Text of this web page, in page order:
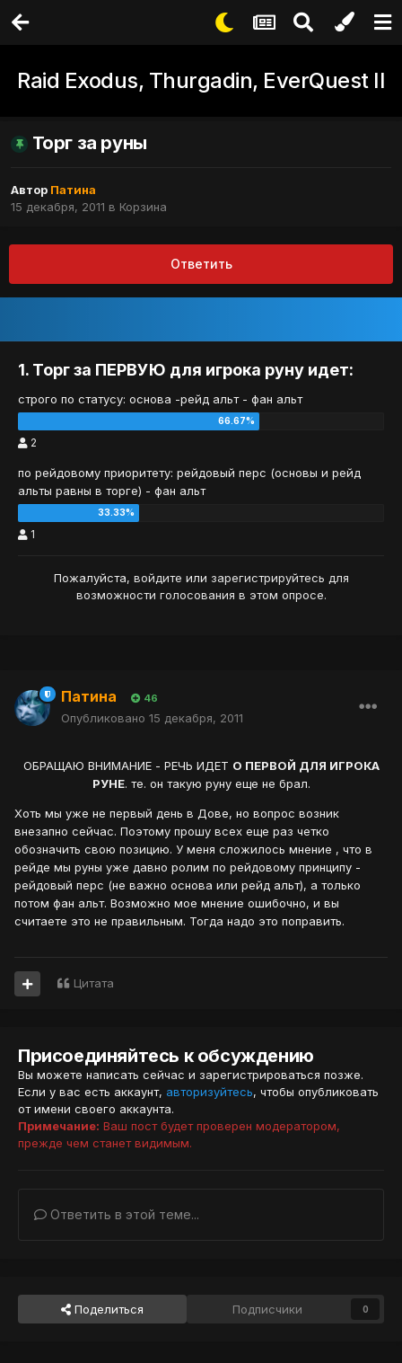
Raid Exodus, Thurgadin, EverQuest II
Торг за руны
Автор Патина
15 декабря, 2011 в Корзина
Ответить
1. Торг за ПЕРВУЮ для игрока руну идет:
строго по статусу: основа -рейд альт - фан альт
2
по рейдовому приоритету: рейдовый перс (основы и рейд
альты равны в торге) - фан альт
1
Пожалуйста, войдите или зарегистрируйтесь для
возможности голосования в этом опросе.
Патина 46
Опубликовано 15 декабря, 2011
ОБРАЩАЮ ВНИМАНИЕ - РЕЧЬ ИДЕТ О ПЕРВОЙ ДЛЯ ИГРОКА
РУНЕ. те. он такую руну еще не брал.
Хоть мы уже не первый день в Дове, но вопрос возник
внезапно сейчас. Поэтому прошу всех еще раз четко
обозначить свою позицию. У меня сложилось мнение , что в
рейде мы руны уже давно ролим по рейдовому принципу -
рейдовый перс (не важно основа или рейд альт), а только
потом фан альт. Возможно мое мнение ошибочно, и вы
считаете это не правильным. Тогда надо это поправить.
Цитата
Присоединяйтесь к обсуждению
Вы можете написать сейчас и зарегистрироваться позже.
Если у вас есть аккаунт, авторизуйтесь, чтобы опубликовать
от имени своего аккаунта.
Примечание: Ваш пост будет проверен модератором,
прежде чем станет видимым.
Ответить в этой теме...
Поделиться Подписчики 0